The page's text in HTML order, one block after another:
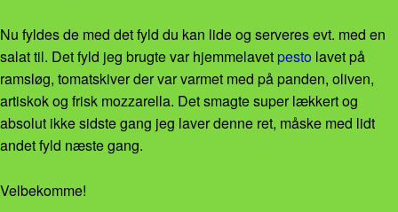
Nu fyldes de med det fyld du kan lide og serveres evt. med en
salat til. Det fyld jeg brugte var hjemmelavetpesto lavet på
ramsløg, tomatskiver der var varmet med på panden, oliven,
artiskok og frisk mozzarella. Det smagte super lækkert og
absolut ikke sidste gang jeg laver denne ret, måske med lidt
andet fyld næste gang.
Velbekomme!